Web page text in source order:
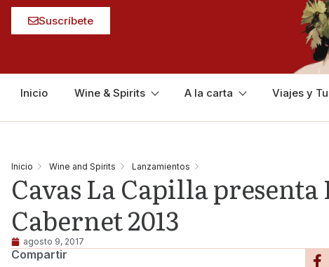
Suscríbete
Inicio Wine & Spirits A la carta Viajes y
Inicio Wine and Spirits Lanzamientos
Cavas La Capilla
Cabernet 2013
agosto 9, 2017
Compartir